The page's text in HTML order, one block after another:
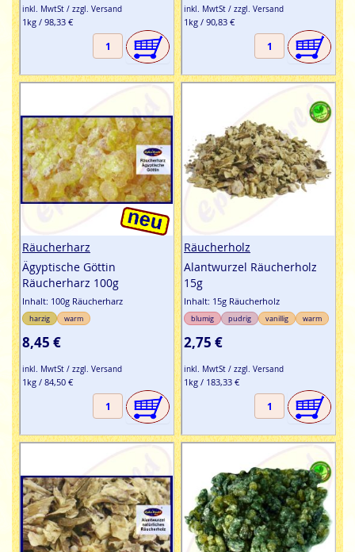
inkl. MwtSt / zzgl. Versand
1kg / 98,33 €
inkl. MwtSt / zzgl. Versand
1kg / 90,83 €
Räucherharz
Ägyptische Göttin
Räucherharz 100g
Inhalt: 100g Räucherharz
harzig warm
8,45 €
inkl. MwtSt / zzgl. Versand
1kg / 84,50 €
Räucherholz
Alantwurzel Räucherholz
15g
Inhalt: 15g Räucherholz
blumig pudrig vanillig warm
2,75 €
inkl. MwtSt / zzgl. Versand
1kg / 183,33 €